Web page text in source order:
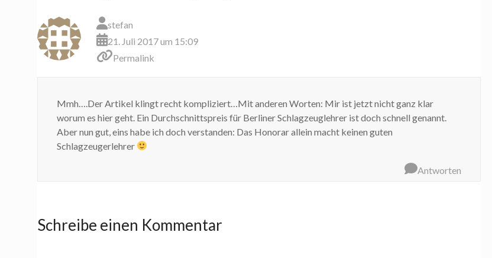
stefan
21. Juli 2017 um 15:09
Permalink
Mmh….Der Artikel klingt recht kompliziert…Mit anderen Worten: Mir ist jetzt nicht ganz klar
worum es hier geht. Ein Durchschnittspreis für Berliner Schlagzeuglehrer ist doch schnell genannt.
Aber nun gut, eins habe ich doch verstanden: Das Honorar allein macht keinen guten
Schlagzeugerlehrer
Antworten
Schreibe einen Kommentar